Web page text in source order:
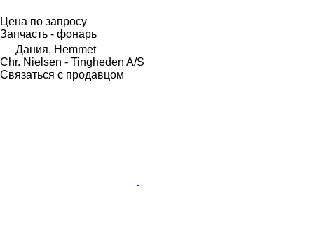
Цена по запросу
Запчасть - фонарь
Дания, Hemmet
Chr. Nielsen - Tingheden A/S
Связаться с продавцом